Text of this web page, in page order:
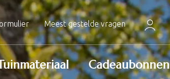
Meest gestelde vragen
Cadeaubonnen